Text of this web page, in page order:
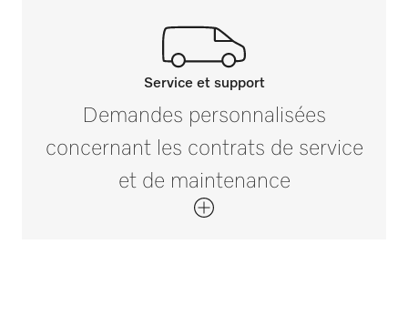
Contactez nos experts.
Si vous avez des questions ou souhaitez
plus d’informations, veuillez nous
contacter au +32 2 451 15 40.
Service et support
Demandes personnalisées
concernant les contrats de service
et de maintenance